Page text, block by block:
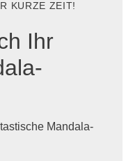
KURZE ZEIT!
Ihr
Mandala-